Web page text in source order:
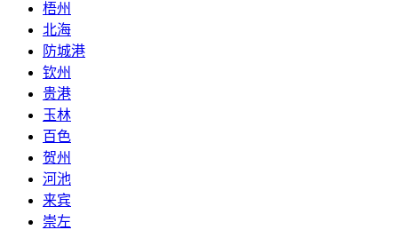
梧州
北海
防城港
钦州
贵港
玉林
百色
贺州
河池
来宾
崇左